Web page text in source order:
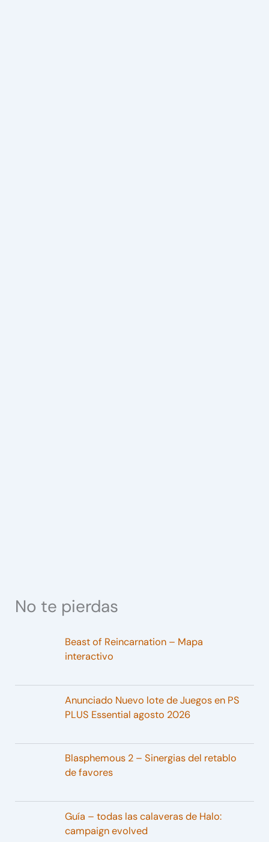
No te pierdas
Beast of Reincarnation – Mapa
interactivo
Anunciado Nuevo lote de Juegos en PS
PLUS Essential agosto 2026
Blasphemous 2 – Sinergias del retablo
de favores
Guía – todas las calaveras de Halo:
campaign evolved